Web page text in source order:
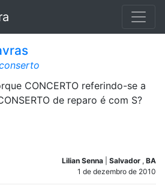
CONCERTO referindo-se a
de reparo é com S?
Lilian Senna Salvador , BA
1 de dezembro de 2010